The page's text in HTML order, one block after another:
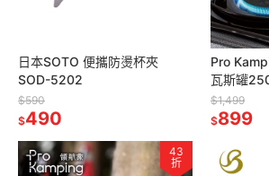
日本SOTO 便攜防燙杯夾
SOD-5202
$590
$490
Pro
瓦斯罐
$1,499
$899
43
折